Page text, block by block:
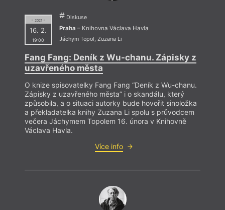
= 2021 =
16. 2.
19:00
Diskuse
Praha – Knihovna Václava Havla
Jáchym Topol ,Zuzana Li
Fang Fang: Deník z Wu-chanu. Zápisky z
uzavřeného města
O knize spisovatelky Fang Fang “Deník z Wu-chanu.
Zápisky z uzavřeného města” i o skandálu, který
způsobila, a o situaci autorky bude hovořit sinoložka
a překladatelka knihy Zuzana Li spolu s průvodcem
večera Jáchymem Topolem 16. února v Knihovně
Václava Havla.
Více info